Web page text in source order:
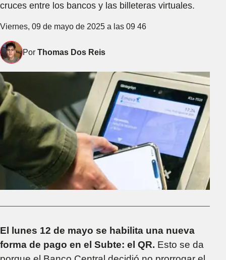
cruces entre los bancos y las billeteras virtuales.
Viernes, 09 de mayo de 2025 a las 09 46
Por Thomas Dos Reis
El lunes 12 de mayo se habilita una nueva
forma de pago en el Subte: el QR. Esto se da